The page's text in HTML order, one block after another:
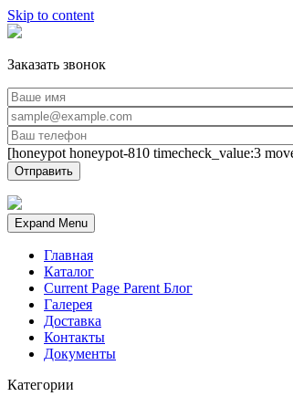
Skip to content
Заказать звонок
[honeypot honeypot-810 timecheck_value:3
Expand Menu
Главная
Каталог
Current Page Parent Блог
Галерея
Доставка
Контакты
Документы
Категории